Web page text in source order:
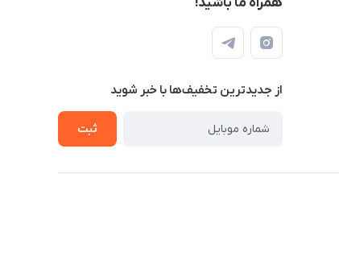
از جدید‌ترین تخفیف‌ها با‌ خبر شوید
ثبت